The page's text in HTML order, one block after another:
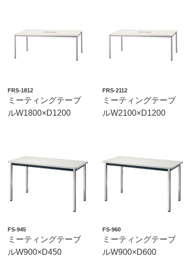
FRS-1812
ミーティングテーブ
ルW1800×D1200
FRS-2112
ミーティングテーブ
ルW2100×D1200
FS-945
ミーティングテーブ
ルW900×D450
FS-960
ミーティングテーブ
ルW900×D600